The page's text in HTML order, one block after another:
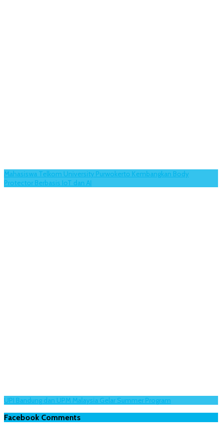
Mahasiswa Telkom University Purwokerto Kembangkan Body
Protector Berbasis IoT dan AI
UPI Bandung dan UPM Malaysia Gelar Summer Program
Facebook Comments